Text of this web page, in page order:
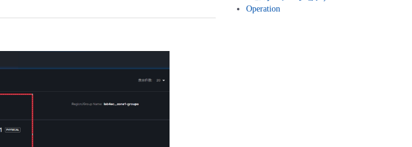
Operation